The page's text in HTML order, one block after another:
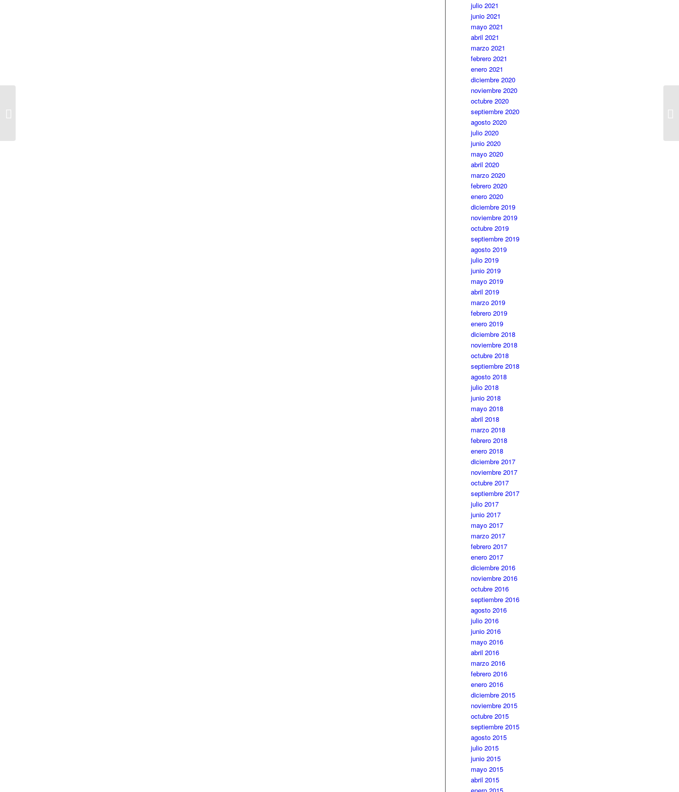
julio 2021
junio 2021
mayo 2021
abril 2021
marzo 2021
febrero 2021
enero 2021
diciembre 2020
noviembre 2020
octubre 2020
septiembre 2020
agosto 2020
julio 2020
junio 2020
mayo 2020
abril 2020
marzo 2020
febrero 2020
enero 2020
diciembre 2019
noviembre 2019
octubre 2019
septiembre 2019
agosto 2019
julio 2019
junio 2019
mayo 2019
abril 2019
marzo 2019
febrero 2019
enero 2019
diciembre 2018
noviembre 2018
octubre 2018
septiembre 2018
agosto 2018
julio 2018
junio 2018
mayo 2018
abril 2018
marzo 2018
febrero 2018
enero 2018
diciembre 2017
noviembre 2017
octubre 2017
septiembre 2017
julio 2017
junio 2017
mayo 2017
marzo 2017
febrero 2017
enero 2017
diciembre 2016
noviembre 2016
octubre 2016
septiembre 2016
agosto 2016
julio 2016
junio 2016
mayo 2016
abril 2016
marzo 2016
febrero 2016
enero 2016
diciembre 2015
noviembre 2015
octubre 2015
septiembre 2015
agosto 2015
julio 2015
junio 2015
mayo 2015
abril 2015